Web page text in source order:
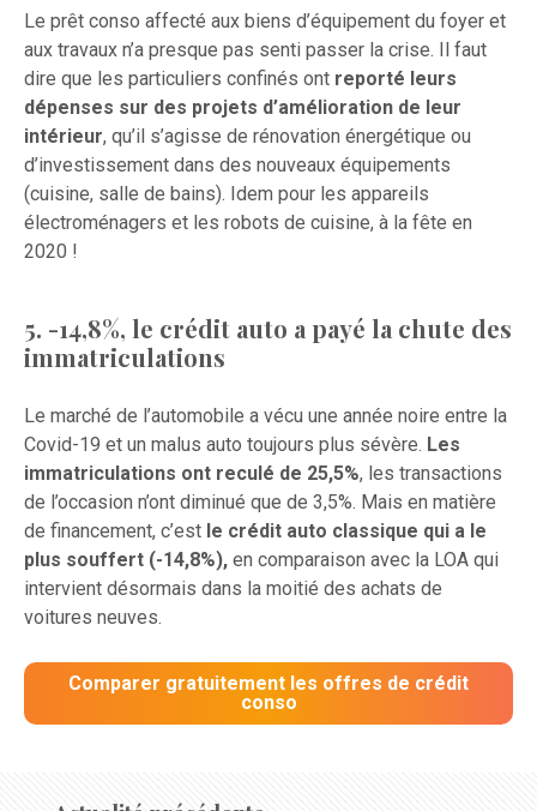
Le prêt conso affecté aux biens d’équipement du foyer et
aux travaux n’a presque pas senti passer la crise. Il faut
dire que les particuliers confinés ont reporté leurs
dépenses sur des projets d’amélioration de leur
intérieur, qu’il s’agisse de rénovation énergétique ou
d’investissement dans des nouveaux équipements
(cuisine, salle de bains). Idem pour les appareils
électroménagers et les robots de cuisine, à la fête en
2020 !
5. -14,8%, le crédit auto a payé la chute des
immatriculations
Le marché de l’automobile a vécu une année noire entre la
Covid-19 et un malus auto toujours plus sévère. Les
immatriculations ont reculé de 25,5%, les transactions
de l’occasion n’ont diminué que de 3,5%. Mais en matière
de financement, c’est le crédit auto classique qui a le
plus souffert (-14,8%), en comparaison avec la LOA qui
intervient désormais dans la moitié des achats de
voitures neuves.
Comparer gratuitement les offres de crédit
conso